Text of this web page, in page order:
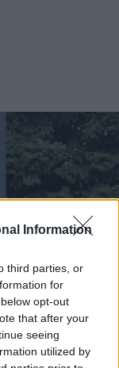
Information
third parties, or
for
opt-out
that after your
seeing
utilized by